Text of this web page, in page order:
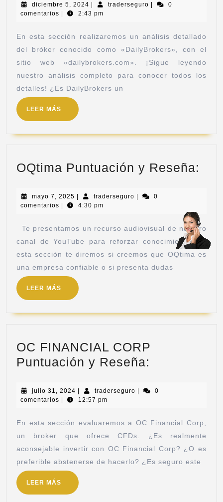
diciembre 5, 2024 traderseguro
0
comentarios
2:43 pm
En esta sección realizaremos un análisis detallado
del bróker conocido como «DailyBrokers», con el
sitio web «dailybrokers.com». ¡Sigue leyendo
nuestro análisis completo para conocer todos los
detalles! ¿Es DailyBrokers un
LEER MÁS
OQtima Puntuación y Reseña:
mayo 7, 2025 traderseguro
0
comentarios
4:30 pm
Te presentamos un recurso audiovisual de nuestro
canal de YouTube para reforzar conocimientos:En
esta sección te diremos si creemos que OQtima es
una empresa confiable o si presenta dudas
LEER MÁS
OC FINANCIAL CORP
Puntuación y Reseña:
julio 31, 2024 | traderseguro |
0
comentarios | 12:57 pm
En esta sección evaluaremos a OC Financial Corp,
un broker que ofrece CFDs. ¿Es realmente
aconsejable invertir con OC Financial Corp? ¿O es
preferible abstenerse de hacerlo? ¿Es seguro este
LEER MÁS